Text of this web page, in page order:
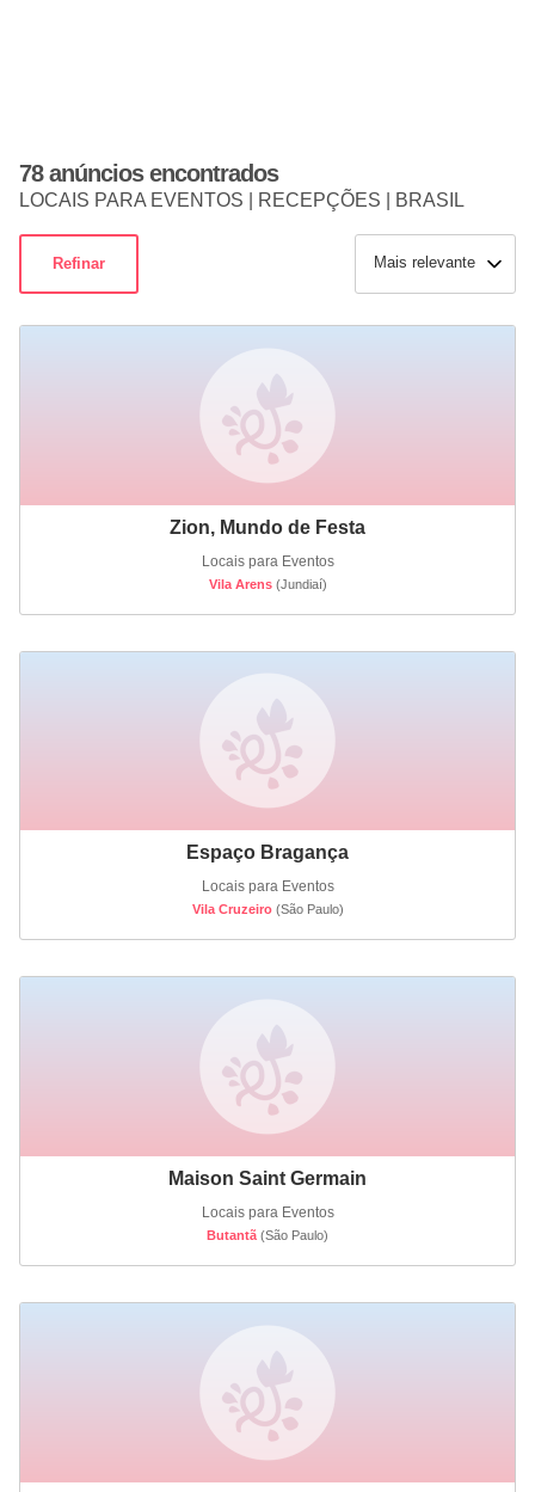
78 anúncios encontrados
LOCAIS PARA EVENTOS | RECEPÇÕES | BRASIL
Refinar Mais relevante
Zion, Mundo de Festa
Locais para Eventos
Vila Arens(Jundiaí)
Espaço Bragança
Locais para Eventos
Vila Cruzeiro(São Paulo)
Maison Saint Germain
Locais para Eventos
Butantã (São Paulo)